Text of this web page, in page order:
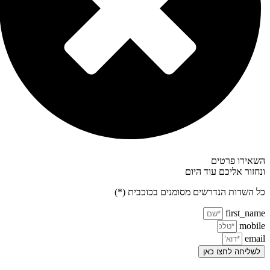
השאירו פרטים
ונחזור אליכם עוד היום
כל השדות הנדרשים מסומנים בכוכבית (*)
first_name
mobile
email
לשליחה לחצו כאן